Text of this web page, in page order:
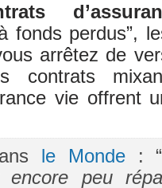
fonds perdus”,
arrêtez de
contrats
vie offrent
le Monde: “
encore peu